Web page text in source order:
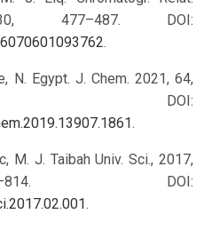
477–487. DOI:
.
N. Egypt. J. Chem. 2021, 64,
DOI:
.
M. J. Taibah Univ. Sci., 2017,
DOI:
.